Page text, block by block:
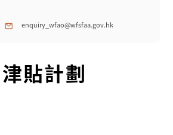
enquiry_wfao@wfsfaa.gov.hk
貼計劃